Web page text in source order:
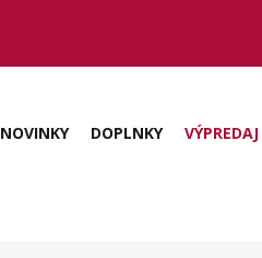
NOVINKY DOPLNKY VÝPREDAJ